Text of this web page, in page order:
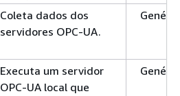
Coleta dados dos
servidores OPC-UA.
Executa um servidor
OPC-UA local que